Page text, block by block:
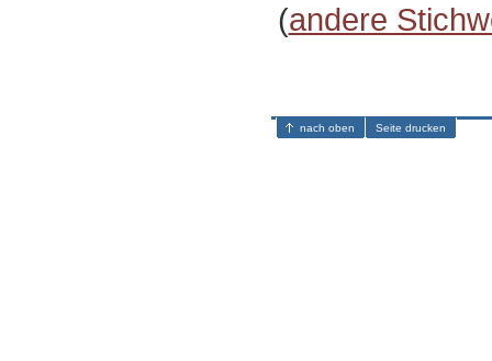
(andere
nach oben Seite drucken